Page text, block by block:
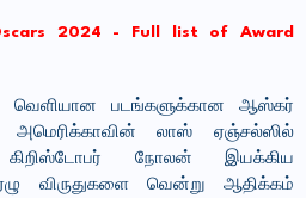
2024 - Full list of Award
வெளியான படங்களுக்கான ஆஸ்கர்
அமெரிக்காவின் லாஸ் ஏஞ்சல்ஸில்
கிறிஸ்டோபர் நோலன் இயக்கிய
விருதுகளை வென்று ஆதிக்கம்